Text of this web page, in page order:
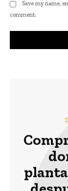
Save my name,
comment.